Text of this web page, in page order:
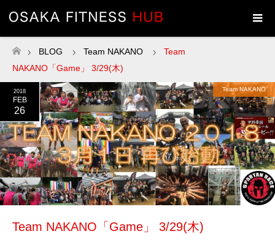
ホーム
BLOG Team NAKANO
Team
NAKANO「Game」 3/29(木)
2018
FEB
26
Team NAKANO
Team NAKANO「Game」 3/29(木)